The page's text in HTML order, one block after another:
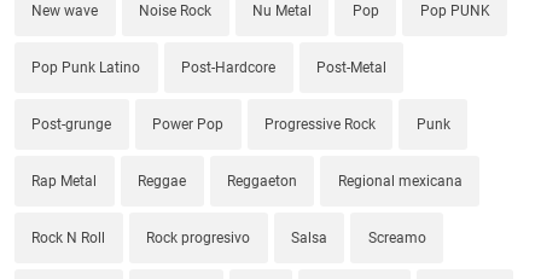
New wave Noise Rock Nu Metal Pop Pop PUNK
Pop Punk Latino Post-Hardcore Post-Metal
Post-grunge Power Pop Progressive Rock Punk
Rap Metal Reggae Reggaeton Regional mexicana
Rock N Roll Rock progresivo Salsa Screamo